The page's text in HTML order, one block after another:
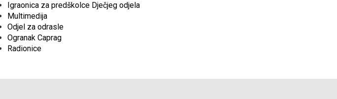
Igraonica za predškolce Dječjeg odjela
Multimedija
Odjel za odrasle
Ogranak Caprag
Radionice